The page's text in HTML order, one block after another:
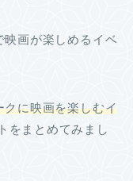
映画が楽しめるイベ
クに映画を楽しむイ
をまとめてみまし